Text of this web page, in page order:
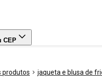
CEP
produtos jaqueta e blusa de